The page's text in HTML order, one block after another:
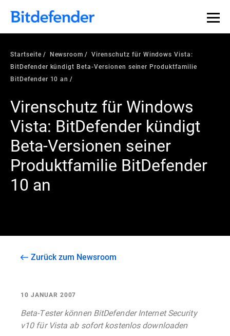
Startseite Newsroom
Virenschutz für Windows Vista:
BitDefender kündigt Beta-Versionen seiner Produktfamilie
BitDefender 10 an
Virenschutz für Windows
Vista: BitDefender kündigt
Beta-Versionen seiner
Produktfamilie BitDefender
10 an
Zurück zum Newsroom
10 JANUAR 2007
Beta-Tester können BitDefender Internet Security
v10 für Vista ab sofort kostenlos downloaden